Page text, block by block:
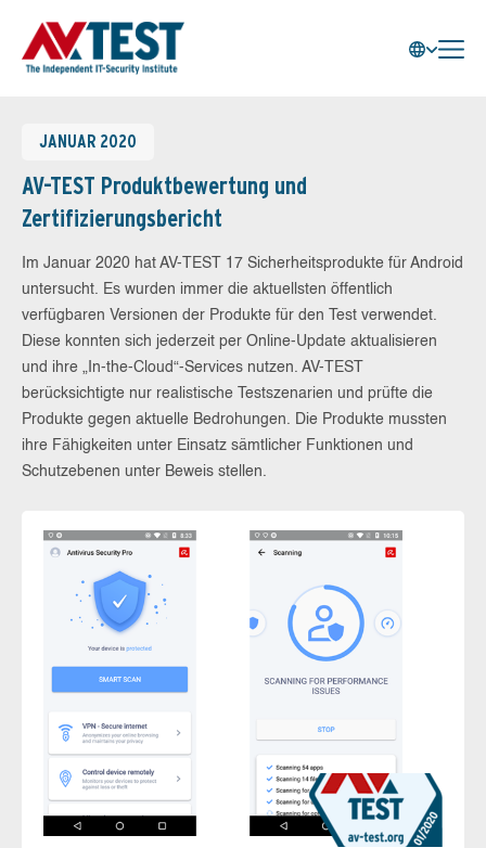
JANUAR 2020
AV-TEST Produktbewertung und
Zertifizierungsbericht
Im Januar 2020 hat AV-TEST 17 Sicherheitsprodukte für Android
untersucht. Es wurden immer die aktuellsten öffentlich
verfügbaren Versionen der Produkte für den Test verwendet.
Diese konnten sich jederzeit per Online-Update aktualisieren
und ihre „In-the-Cloud“-Services nutzen. AV-TEST
berücksichtigte nur realistische Testszenarien und prüfte die
Produkte gegen aktuelle Bedrohungen. Die Produkte mussten
ihre Fähigkeiten unter Einsatz sämtlicher Funktionen und
Schutzebenen unter Beweis stellen.